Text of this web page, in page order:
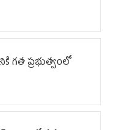
గత ప్రభుత్వంలో